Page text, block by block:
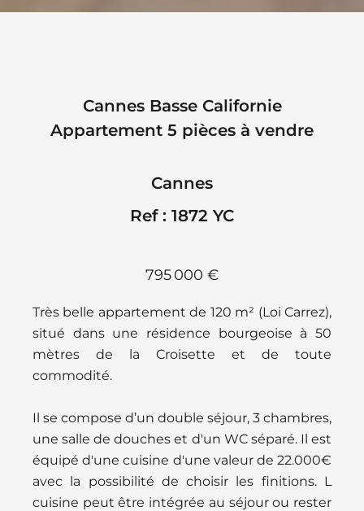
Cannes Basse Californie
Appartement 5 pièces à vendre
Cannes
Ref : 1872 YC
795 000 €
Très belle appartement de 120 m² (Loi Carrez),
situé dans une résidence bourgeoise à 50
mètres de la Croisette et de toute
commodité.
Il se compose d’un double séjour, 3 chambres,
une salle de douches et d'un WC séparé. Il est
équipé d'une cuisine d'une valeur de 22.000€
avec la possibilité de choisir les finitions. L
cuisine peut être intégrée au séjour ou rester